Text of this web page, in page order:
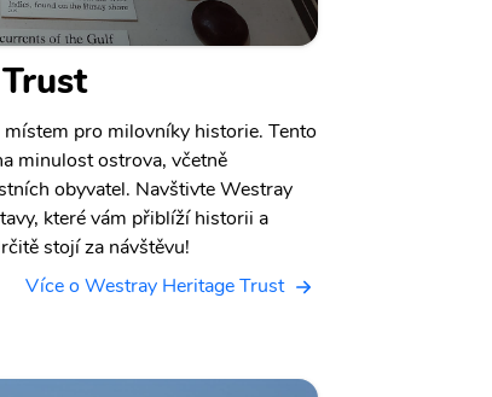
pro milovníky historie. Tento
minulost ostrova, včetně
obyvatel. Navštivte Westray
které vám přiblíží historii a
stojí za návštěvu!
Více o Westray Heritage Trust